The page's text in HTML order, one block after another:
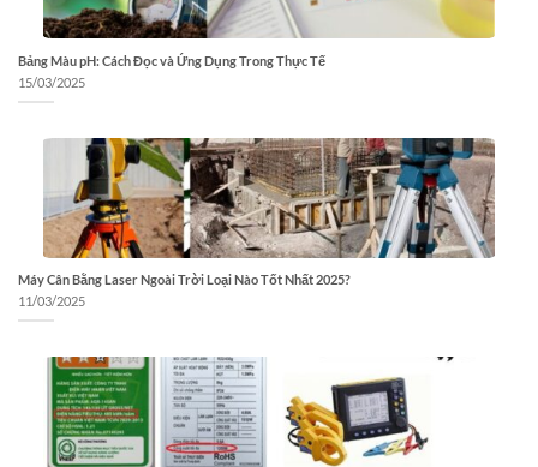
Bảng Màu pH: Cách Đọc và Ứng Dụng Trong Thực Tế
15/03/2025
Máy Cân Bằng Laser Ngoài Trời Loại Nào Tốt Nhất 2025?
11/03/2025